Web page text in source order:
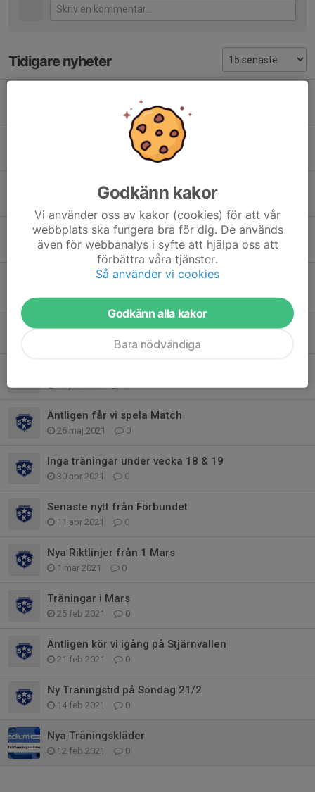
Tidigare nyheter
1
B lagsmatch 2024
15 sep 2024 0
Seriepremiär
19 apr 2023 0
Seriepremiär
10 jan 2022 0
Äntligen får vi spela Match
26 maj 2021 0
Inga träningar under vecka 18 & 19
30 apr 2021 0
Senaste nytt från Förbundet
11 apr 2021 0
Nya Riktlinjer från 1 Mars
1 mar 2021 0
Träningar i Mars
25 feb 2021 0
Äntligen kör vi igång på Stjärnvallen
21 feb 2021 0
Ny Träningstid på Söndag 21/2
14 feb 2021 0
Nya Träningskläder
12 feb 2021 0
Godkänn kakor
Vi använder oss av kakor (cookies) för att vår
webbplats ska fungera bra för dig. De används
även för webbanalys i syfte att hjälpa oss att
förbättra våra tjänster.
Så använder vi cookies
Godkänn alla kakor
Bara nödvändiga